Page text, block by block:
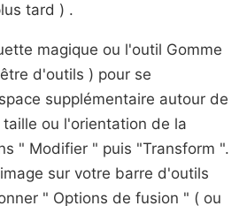
tard ) .
magique ou l'outil Gomme
d'outils ) pour se
supplémentaire autour de
ou l'orientation de la
" Modifier " puis "Transform ".
sur votre barre d'outils
" Options de fusion " ( ou